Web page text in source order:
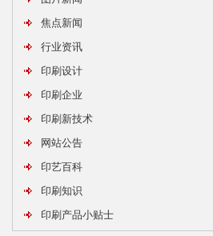
焦点新闻
行业资讯
印刷设计
印刷企业
印刷新技术
网站公告
印艺百科
印刷知识
印刷产品小贴士